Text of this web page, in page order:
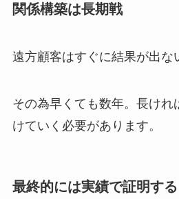
関係構築は長期戦
遠方顧客はすぐに結果が出な
その為早くても数年。長けれ
けていく必要があります。
最終的には実績で証明する